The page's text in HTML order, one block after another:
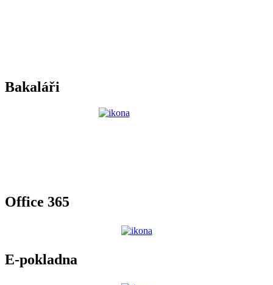
Bakaláři
Office 365
E-pokladna